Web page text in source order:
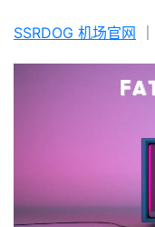
SSRDOG 机场官网